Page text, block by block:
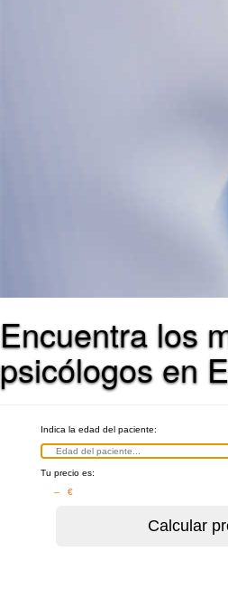
Encuentra los
psicólogos en
Indica la edad del paciente:
Tu precio es:
– €